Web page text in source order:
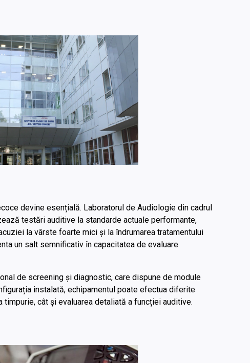
devine esențială. Laboratorul de Audiologie din cadrul
testări auditive la standarde actuale performante,
la vârste foarte mici și la îndrumarea tratamentului
un salt semnificativ în capacitatea de evaluare
de screening și diagnostic, care dispune de module
instalată, echipamentul poate efectua diferite
cât și evaluarea detaliată a funcției auditive.